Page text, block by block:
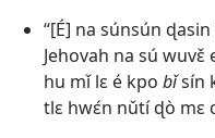
“[É] na súnsún
Jehovah na sú wuvɛ̌
hu mǐ lɛ é kpo bǐsín
tlɛ hwɛ́n nǔtí ɖò mɛ